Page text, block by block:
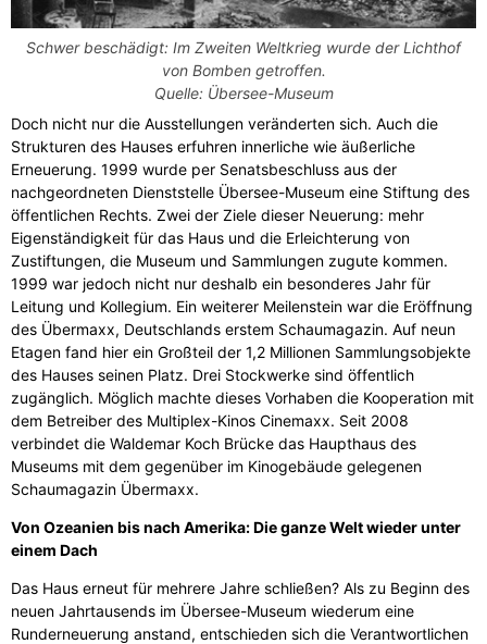
Schwer beschädigt: Im Zweiten Weltkrieg wurde der Lichthof
von Bomben getroffen.
Quelle: Übersee-Museum
Doch nicht nur die Ausstellungen veränderten sich. Auch die
Strukturen des Hauses erfuhren innerliche wie äußerliche
Erneuerung. 1999 wurde per Senatsbeschluss aus der
nachgeordneten Dienststelle Übersee-Museum eine Stiftung des
öffentlichen Rechts. Zwei der Ziele dieser Neuerung: mehr
Eigenständigkeit für das Haus und die Erleichterung von
Zustiftungen, die Museum und Sammlungen zugute kommen.
1999 war jedoch nicht nur deshalb ein besonderes Jahr für
Leitung und Kollegium. Ein weiterer Meilenstein war die Eröffnung
des Übermaxx, Deutschlands erstem Schaumagazin. Auf neun
Etagen fand hier ein Großteil der 1,2 Millionen Sammlungsobjekte
des Hauses seinen Platz. Drei Stockwerke sind öffentlich
zugänglich. Möglich machte dieses Vorhaben die Kooperation mit
dem Betreiber des Multiplex-Kinos Cinemaxx. Seit 2008
verbindet die Waldemar Koch Brücke das Haupthaus des
Museums mit dem gegenüber im Kinogebäude gelegenen
Schaumagazin Übermaxx.
Von Ozeanien bis nach Amerika: Die ganze Welt wieder unter
einem Dach
Das Haus erneut für mehrere Jahre schließen? Als zu Beginn des
neuen Jahrtausends im Übersee-Museum wiederum eine
Runderneuerung anstand, entschieden sich die Verantwortlichen